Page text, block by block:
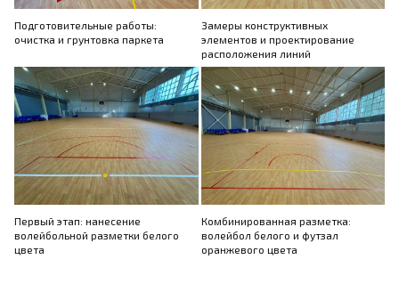
Подготовительные работы:
очистка и грунтовка паркета
Замеры конструктивных
элементов и проектирование
расположения линий
Первый этап: нанесение
волейбольной разметки белого
цвета
Комбинированная разметка:
волейбол белого и футзал
оранжевого цвета